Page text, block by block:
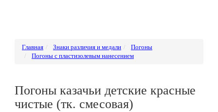
Главная Знаки различия и медали
Погоны
Погоны с пластизолевым нанесением
Погоны казачьи детские красные
чистые (тк. смесовая)